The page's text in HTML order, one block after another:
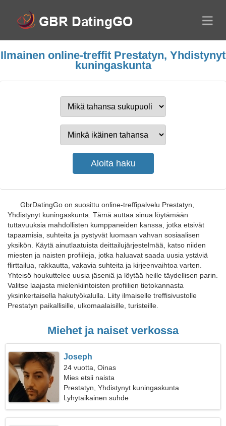
Ilmainen online-treffit Prestatyn, Yhdistynyt
kuningaskunta
GbrDatingGo on suosittu online-treffipalvelu Prestatyn,
Yhdistynyt kuningaskunta. Tämä auttaa sinua löytämään
tuttavuuksia mahdollisten kumppaneiden kanssa, jotka etsivät
tapaamisia, suhteita ja pystyvät luomaan vahvan sosiaalisen
yksikön. Käytä ainutlaatuista deittailujärjestelmää, katso niiden
miesten ja naisten profiileja, jotka haluavat saada uusia ystäviä
flirttailua, rakkautta, vakavia suhteita ja kirjeenvaihtoa varten.
Yhteisö houkuttelee uusia jäseniä ja löytää heille täydellisen parin.
Valitse laajasta mielenkiintoisten profiilien tietokannasta
yksinkertaisella hakutyökalulla. Liity ilmaiselle treffisivustolle
Prestatyn paikallisille, ulkomaalaisille, turisteille.
Miehet ja naiset verkossa
Joseph
24 vuotta, Oinas
Mies etsii naista
Prestatyn, Yhdistynyt kuningaskunta
Lyhytaikainen suhde